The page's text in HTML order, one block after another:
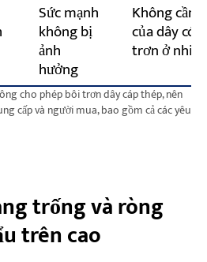
Sức mạnh
không bị
ảnh
hưởng
Không cần
của dây có
trơn ở
cho phép bôi trơn dây cáp thép, nên
cấp và người mua, bao gồm cả các yêu
trống và ròng
trên cao